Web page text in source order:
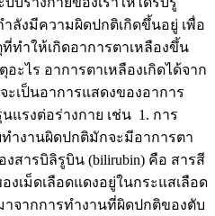
ลังมีความผิดปกติเกิดขึ้นอยู่ เพื่อ
ทำให้เกิดอาการตาเหลืองขึ้น
อะไร อาการตาเหลืองเกิดได้จาก
เป็นอาการแสดงของอาการ
แรงต่อร่างกาย เช่น 1. การ
ำงานผิดปกติมักจะมีอาการตา
สารบิลิรูบิน (bilirubin) คือ สารสี
งเม็ดเลือดแดงอยู่ในกระแสเลือด
จากการทำงานที่ผิดปกติของตับ